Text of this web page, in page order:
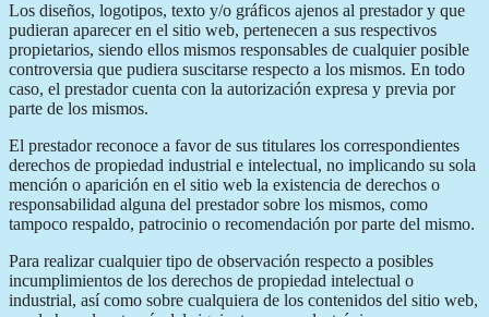
Los diseños, logotipos, texto y/o gráficos ajenos al prestador y que
pudieran aparecer en el sitio web, pertenecen a sus respectivos
propietarios, siendo ellos mismos responsables de cualquier posible
controversia que pudiera suscitarse respecto a los mismos. En todo
caso, el prestador cuenta con la autorización expresa y previa por
parte de los mismos.
El prestador reconoce a favor de sus titulares los correspondientes
derechos de propiedad industrial e intelectual, no implicando su sola
mención o aparición en el sitio web la existencia de derechos o
responsabilidad alguna del prestador sobre los mismos, como
tampoco respaldo, patrocinio o recomendación por parte del mismo.
Para realizar cualquier tipo de observación respecto a posibles
incumplimientos de los derechos de propiedad intelectual o
industrial, así como sobre cualquiera de los contenidos del sitio web,